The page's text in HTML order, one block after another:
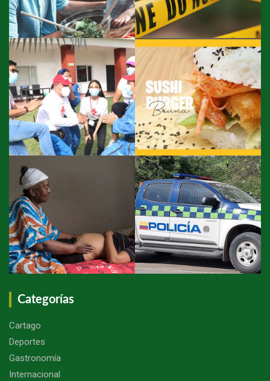
Categorías
Cartago
Deportes
Gastronomía
Internacional